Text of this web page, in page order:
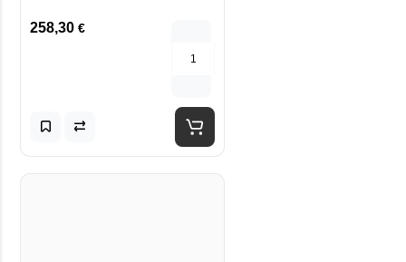
258,30 €